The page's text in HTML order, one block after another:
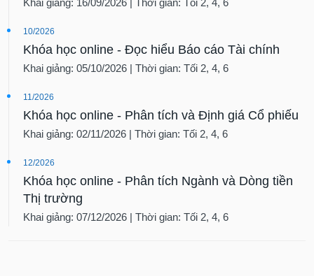
10/2026
Khóa học online - Đọc hiểu Báo cáo Tài chính
Khai giảng: 05/10/2026 | Thời gian: Tối 2, 4, 6
11/2026
Khóa học online - Phân tích và Định giá Cổ phiếu
Khai giảng: 02/11/2026 | Thời gian: Tối 2, 4, 6
12/2026
Khóa học online - Phân tích Ngành và Dòng tiền
Thị trường
Khai giảng: 07/12/2026 | Thời gian: Tối 2, 4, 6